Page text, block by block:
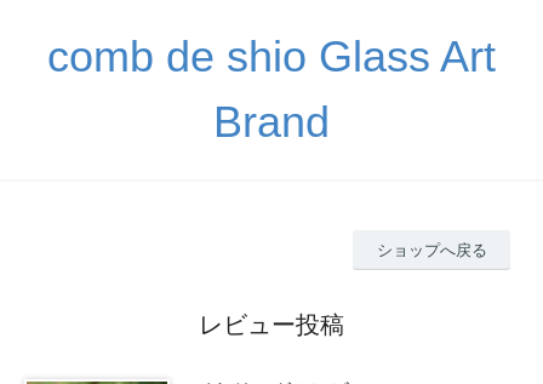
comb de shio Glass Art
Brand
ショップへ戻る
レビュー投稿